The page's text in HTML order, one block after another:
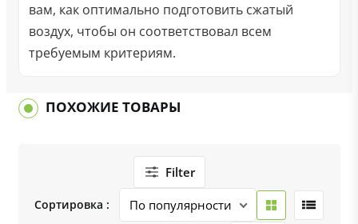
вам, как оптимально подготовить сжатый
воздух, чтобы он соответствовал всем
требуемым критериям.
ПОХОЖИЕ ТОВАРЫ
Filter
Сортировка :